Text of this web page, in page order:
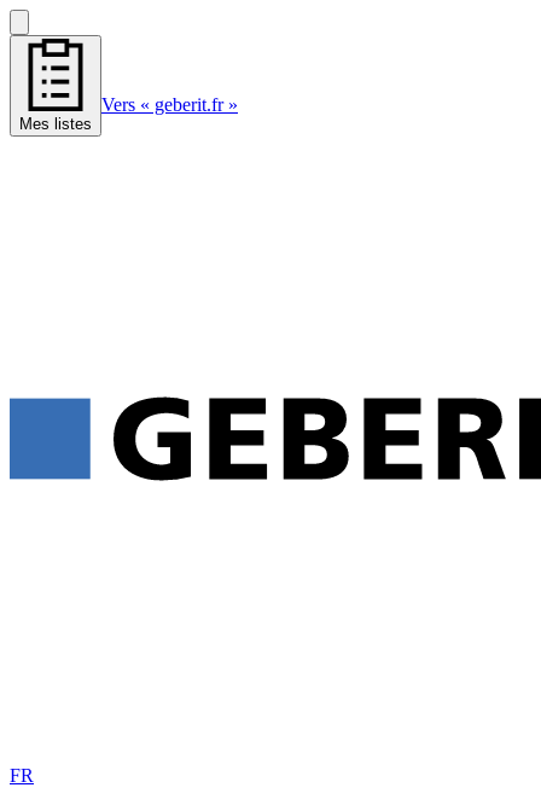
Mes listes
Vers « geberit.fr »
FR